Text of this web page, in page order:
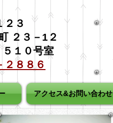
２３
２３－1２
１０号室
２８８６
アクセス&お問い合わせ